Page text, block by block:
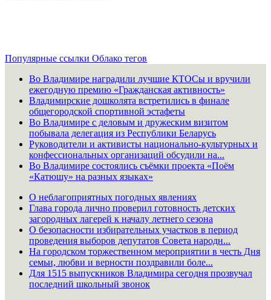
Популярные ссылки Облако тегов
Во Владимире наградили лучшие КТОСы и вручили
ежегодную премию «Гражданская активность»
Владимирские дошколята встретились в финале
общегородской спортивной эстафеты
Во Владимире с деловым и дружеским визитом
побывала делегация из Республики Беларусь
Руководители и активисты национально-культурных и
конфессиональных организаций обсудили на...
Во Владимире состоялись съёмки проекта «Поём
«Катюшу» на разных языках»
О неблагоприятных погодных явлениях
Глава города лично проверил готовность детских
загородных лагерей к началу летнего сезона
О безопасности избирательных участков в период
проведения выборов депутатов Совета народн...
На городском торжественном мероприятии в честь Дня
семьи, любви и верности поздравили боле...
Для 1515 выпускников Владимира сегодня прозвучал
последний школьный звонок